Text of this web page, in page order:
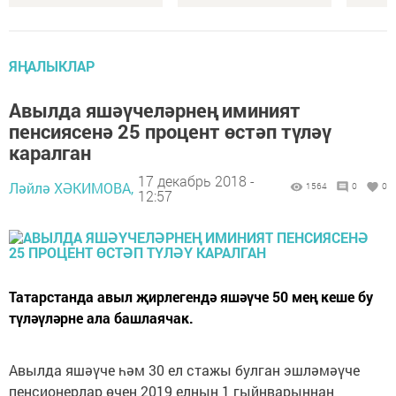
ЯҢАЛЫКЛАР
Авылда яшәүчеләрнең иминият
пенсиясенә 25 процент өстәп түләү
каралган
Ләйлә ХӘКИМОВА, 17 декабрь 2018 -
12:57
1564 0 0
Татарстанда авыл җирлегендә яшәүче 50 мең кеше бу
түләүләрне ала башлаячак.
Авылда яшәүче һәм 30 ел стажы булган эшләмәүче
пенсионерлар өчен 2019 елның 1 гыйнварыннан